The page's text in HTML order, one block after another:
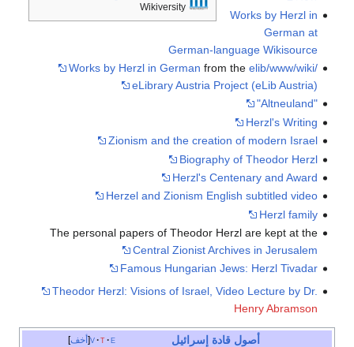
Wikiversity
Works by Herzl in
German at
German-language Wikisource
Works by Herzl in German from the elib/www/wiki/
eLibrary Austria Project (eLib Austria)
"Altneuland"
Herzl's Writing
Zionism and the creation of modern Israel
Biography of Theodor Herzl
Herzl's Centenary and Award
Herzel and Zionism English subtitled video
Herzl family
The personal papers of Theodor Herzl are kept at the
Central Zionist Archives in Jerusalem
Famous Hungarian Jews: Herzl Tivadar
Theodor Herzl: Visions of Israel, Video Lecture by Dr.
Henry Abramson
أخف v t e أصول قادة إسرائيل